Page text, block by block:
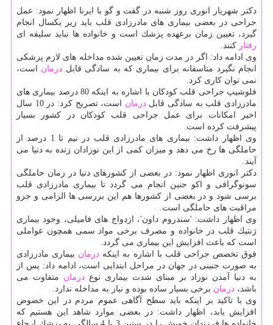
دكتر شهریار انوری روز شنبه در گفت و گو با ایرنا اظهار نمود: عمل
جراحی در بعضی بیماری های مادرزادی قلب باید زیر یكسال انجام
گیرد، تعیین زمان برعهده پزشك است و خانواده ها نباید سلیقه ای
رفتار كنند.
وی ادامه داد: اگر در مدت زمان تعیین شده مداخله های لازم پزشكی
انجام نگیرد متاسفانه برای بیماری كه به سادگی قابل درمان است،
نمی توان كاری كرد.
فلوشیپ جراحی قلب كودكان با اشاره به اینكه 80 درصد بیماری های
مادرزادی قلب به سادگی قابلدرمان
است، تصریح كرد: در 10 سال
اخیر امكانات برای عمل جراحی قلب كودكان در كشور بسیار
پیشرفت كرده است.
وی اظهار داشت: بیماری های مادرزادی قلب در نیم تا 1 درصد از
حاملگی ها رخ می دهد و میزان كمی از این نوزادان زنده به دنیا می
آیند.
دكتر انوری اظهار نمود: در بعضی از كشورهای دنیا در زمان حاملگی
سونوگرافی و اكو جنین انجام می گردد تا بیماری مادرزادی قلب
برسی شود و در بعضی از كشورها هم این بررسی ها الزامی و جزو
مراقبت های حاملگی است.
وی اظهار داشت: 'سندروم داون'، ازدواج های فامیلی، وجود بیماری
ژنتیك قلب در خانواده و مصرف برخی مواد سمی همچون عواملی
است كه باعث افزایش این بیماری می گردد.
فوق تخصص جراحی قلب با اشاره به اینكه درمان بیماری مادرزادی
به صورت جنینی در جهان در مراحل ابتدایی است، ادامه داد: پس از
به دنیا آمدن نوزاد بر مبنای شدت بیماری نوع درمان متفاوت می
باشد، درمان برخی بسیار ساده بوده و نیاز به مداخله ندارد.
وی با تاكید بر اینكه باید سطح آگاهی عموم مردم در این خصوص
افزایش یابد، اظهار داشت: در بعضی موارد شاهد این هستیم كه
خانواده ها فرزندان خویش را در سنین 3 یا 4 سالگی به پزشك ارجاع